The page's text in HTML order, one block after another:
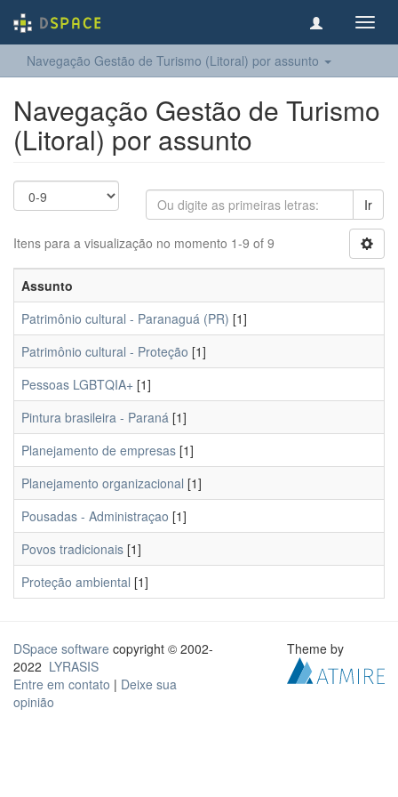
Navegação Gestão de Turismo (Litoral) por assunto
Navegação Gestão de Turismo
(Litoral) por assunto
Ir
Itens para a visualização no momento 1-9 of 9
Assunto
Patrimônio cultural - Paranaguá (PR) [1]
Patrimônio cultural - Proteção [1]
Pessoas LGBTQIA+ [1]
Pintura brasileira - Paraná [1]
Planejamento de empresas [1]
Planejamento organizacional [1]
Pousadas - Administraçao [1]
Povos tradicionais [1]
Proteção ambiental [1]
DSpace software copyright © 2002-
2022 LYRASIS
Entre em contato | Deixe sua
opinião
Theme by